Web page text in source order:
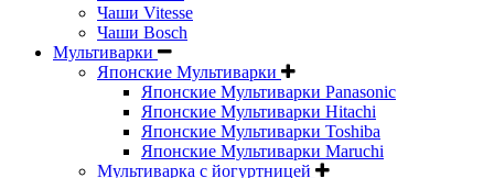
Чаши Vitesse
Чаши Bosch
Мультиварки
Японские Мультиварки
Японские Мультиварки Panasonic
Японские Мультиварки Hitachi
Японские Мультиварки Toshiba
Японские Мультиварки Maruchi
Мультиварка с йогуртницей